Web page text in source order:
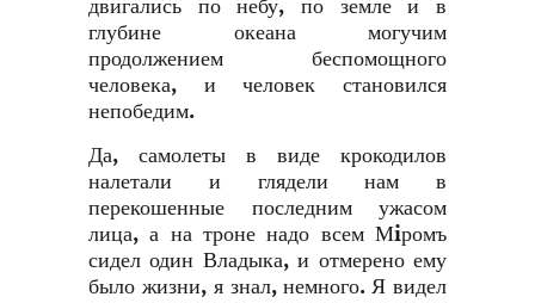
двигались по небу, по земле и в
глубине океана могучим
продолжением беспомощного
человека, и человек становился
непобедим.
Да, самолеты в виде крокодилов
налетали и глядели нам в
перекошенные последним ужасом
лица, а на троне надо всем Мiромъ
сидел один Владыка, и отмерено ему
было жизни, я знал, немного. Я видел